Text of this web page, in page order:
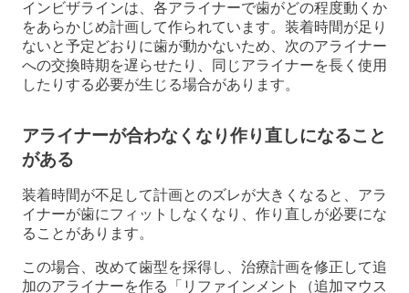
インビザラインは、各アライナーで歯がどの程度動くか
をあらかじめ計画して作られています。装着時間が足り
ないと予定どおりに歯が動かないため、次のアライナー
への交換時期を遅らせたり、同じアライナーを長く使用
したりする必要が生じる場合があります。
アライナーが合わなくなり作り直しになること
がある
装着時間が不足して計画とのズレが大きくなると、アラ
イナーが歯にフィットしなくなり、作り直しが必要にな
ることがあります。
この場合、改めて歯型を採得し、治療計画を修正して追
加のアライナーを作る「リファインメント（追加マウス